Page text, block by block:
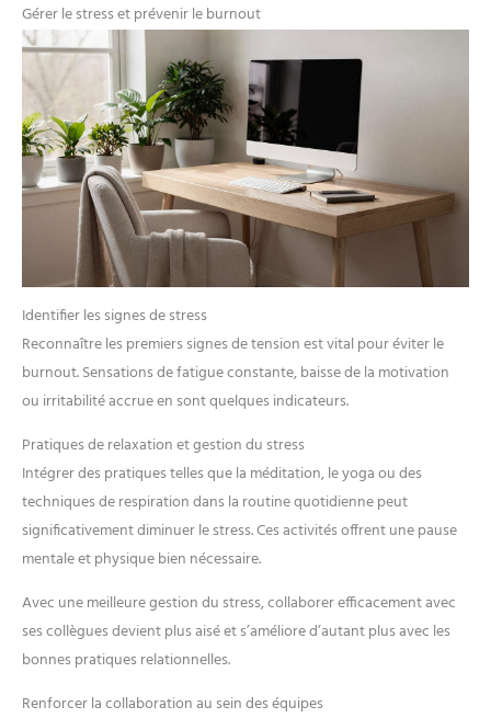
Gérer le stress et prévenir le burnout
Identifier les signes de stress
Reconnaître les premiers signes de tension est vital pour éviter le
burnout. Sensations de fatigue constante, baisse de la motivation
ou irritabilité accrue en sont quelques indicateurs.
Pratiques de relaxation et gestion du stress
Intégrer des pratiques telles que la méditation, le yoga ou des
techniques de respiration dans la routine quotidienne peut
significativement diminuer le stress. Ces activités offrent une pause
mentale et physique bien nécessaire.
Avec une meilleure gestion du stress, collaborer efficacement avec
ses collègues devient plus aisé et s’améliore d’autant plus avec les
bonnes pratiques relationnelles.
Renforcer la collaboration au sein des équipes